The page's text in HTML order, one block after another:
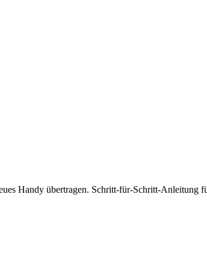
Handy übertragen. Schritt-für-Schritt-Anleitung